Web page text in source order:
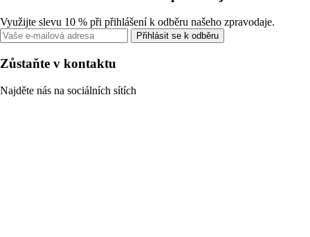
Využijte slevu 10 % při přihlášení k odběru našeho zpravodaje.
Přihlásit se k odběru
Zůstaňte v kontaktu
Najděte nás na sociálních sítích